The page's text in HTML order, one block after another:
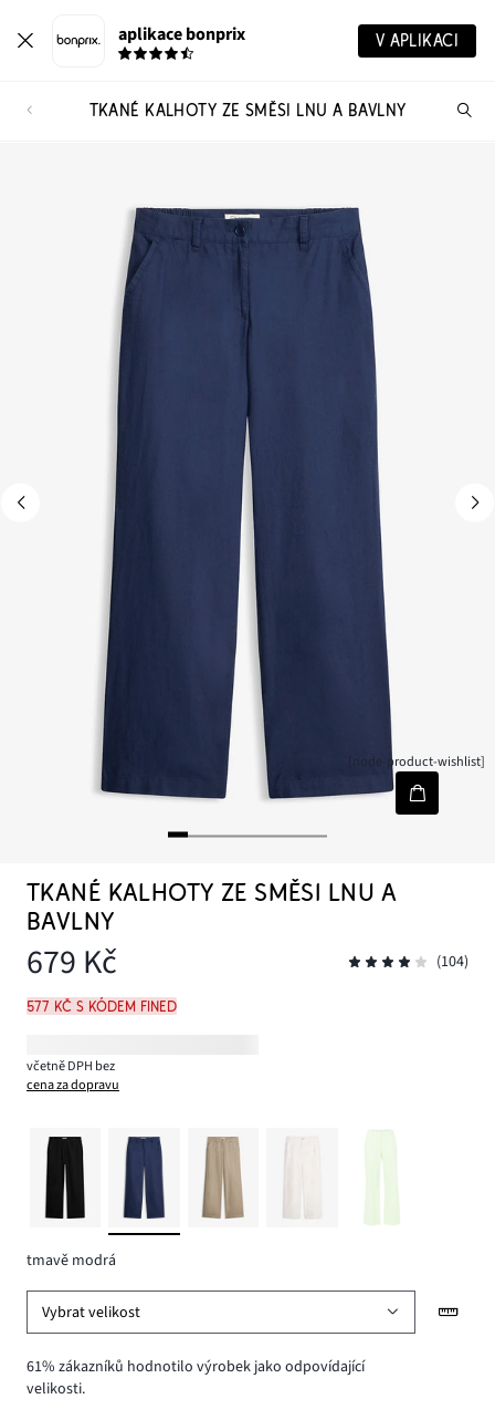
aplikace bonprix V APLIKACI
TKANÉ KALHOTY ZE SMĚSI LNU A BAVLNY
[node-product-wishlist]
TKANÉ KALHOTY ZE SMĚSI LNU A
BAVLNY
679 Kč (104)
577 Kč s kódem FINED
včetně DPH bez
cena za dopravu
tmavě modrá
Vybrat velikost
61% zákazníků hodnotilo výrobek jako odpovídající
velikosti.